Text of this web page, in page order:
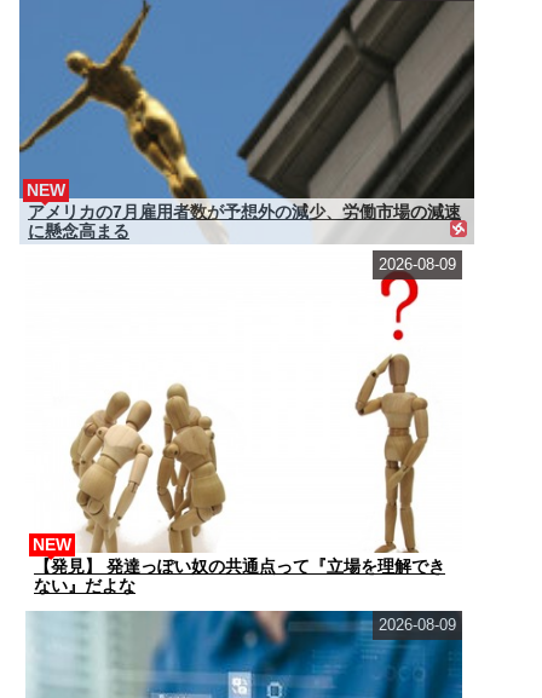
アメリカの7月雇用者数が予想外の減少、労働市場の減速
に懸念高まる
NEW
【発見】 発達っぽい奴の共通点って『立場を理解でき
ない』だよな
NEW
2026-08-09
2026-08-09